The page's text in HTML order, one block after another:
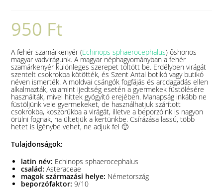
950 Ft
A fehér szamárkenyér (Echinops sphaerocephalus) őshonos
magyar vadvirágunk.A magyar néphagyományban a fehér
szamárkenyér különleges szerepet töltött be. Erdélyben virágát
szentelt csokrokba kötötték, és Szent Antal botikó vagy butikó
néven ismerték. A moldvai csángók fogfájás és arcdagadás ellen
alkalmazták, valamint ijedtség esetén a gyermekek füstölésére
használták, mivel hittek gyógyító erejében. Manapság inkább ne
füstöljünk vele gyermekeket, de használhatjuk szárított
csokrokba, koszorúkba a virágát, illetve a beporzóink is nagyon
örülni fognak, ha ültetjük a kertünkbe. Csírázása lassú, több
hetet is igénybe vehet, ne adjuk fel 🙂
Tulajdonságok:
latin név: Echinops sphaerocephalus
család: Asteraceae
magok származási helye: Németország
beporzófaktor:9/10